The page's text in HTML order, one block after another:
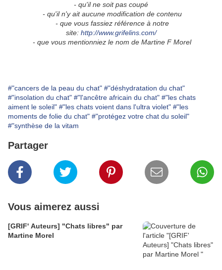
- qu'il ne soit pas coupé
- qu'il n'y ait aucune modification de contenu
- que vous fassiez référence à notre
site: http://www.grifelins.com/
- que vous mentionniez le nom de Martine F Morel
#"cancers de la peau du chat" #"déshydratation du chat"
#"insolation du chat" #"l'ancêtre africain du chat" #"les chats
aiment le soleil" #"les chats voient dans l'ultra violet" #"les
moments de folie du chat" #"protégez votre chat du soleil"
#"synthèse de la vitam
Partager
Vous aimerez aussi
[GRIF' Auteurs] "Chats libres" par
Martine Morel